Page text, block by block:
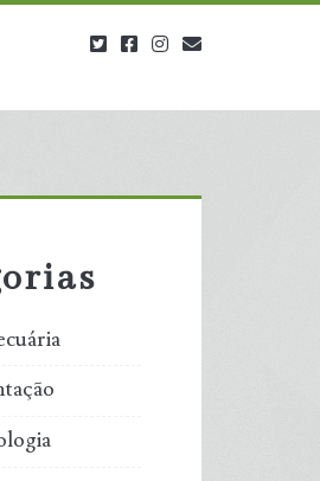
twitterfacebookinstagram